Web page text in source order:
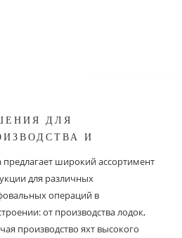
ДЛЯ
И
предлагает широкий ассортимент
для различных
операций в
от производства лодок,
производство яхт высокого